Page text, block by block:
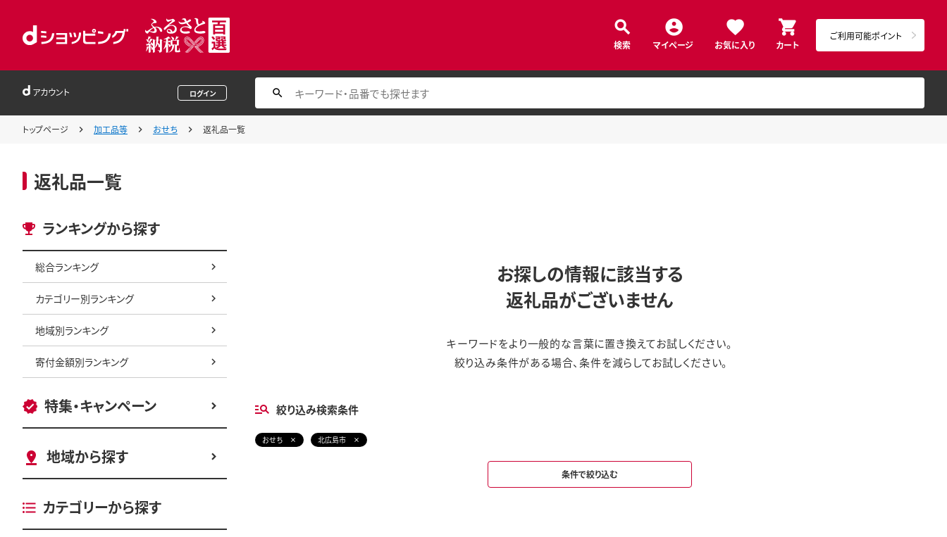
検索 マイページ お気に入り カート
ご利用可能ポイント
アカウント ログイン
トップページ 加工品等 おせち 返礼品一覧
返礼品一覧
ランキングから探す
総合ランキング
カテゴリー別ランキング
地域別ランキング
寄付金額別ランキング
特集・キャンペーン
地域から探す
カテゴリーから探す
お探しの情報に該当する
返礼品がございません
キーワードをより一般的な言葉に置き換えてお試しください。
絞り込み条件がある場合、条件を減らしてお試しください。
絞り込み検索条件
おせち 北広島市
条件で絞り込む